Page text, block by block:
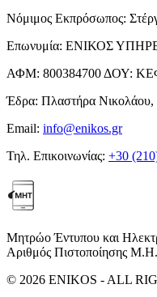
Νόμιμος Εκπρόσωπος:
Επωνυμία: ΕΝΙΚΟΣ
ΑΦΜ: 800384700 ΔΟΥ:
Έδρα: Πλαστήρα
Email: info@enikos.gr
Τηλ. Επικοινωνίας: +30
Μητρώο Έντυπου και
Αριθμός Πιστοποίησης
© 2026 ENIKOS - ALL